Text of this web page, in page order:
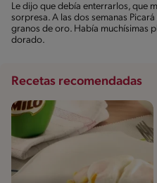
Le dijo que debía enterrarlos, que
sorpresa. A las dos semanas
granos de oro. Había muchísimas
dorado.
Recetas recomendadas